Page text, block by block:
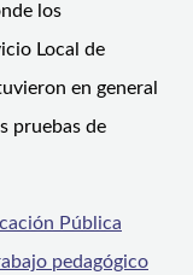
los
Local de
en general
pruebas de
Pública
pedagógico